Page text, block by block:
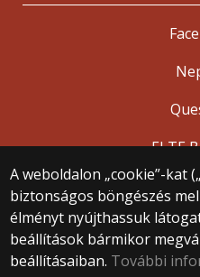
A weboldalon „cookie”-kat
biztonságos böngészés
élményt nyújthassuk
beállítások bármikor
beállításaiban. További
ELTE
© 2025 Eötvös
Minden
1053
Központi